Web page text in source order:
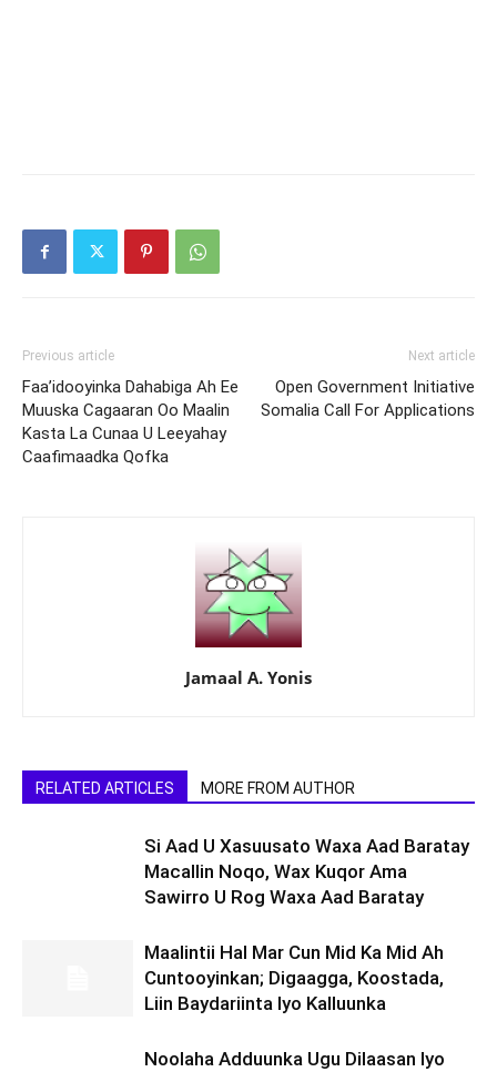
Previous article
Faa’idooyinka Dahabiga Ah Ee
Muuska Cagaaran Oo Maalin
Kasta La Cunaa U Leeyahay
Caafimaadka Qofka
Next article
Open Government Initiative
Somalia Call For Applications
Jamaal A. Yonis
RELATED ARTICLES MORE FROM AUTHOR
Si Aad U Xasuusato Waxa Aad Baratay
Macallin Noqo, Wax Kuqor Ama
Sawirro U Rog Waxa Aad Baratay
Maalintii Hal Mar Cun Mid Ka Mid Ah
Cuntooyinkan; Digaagga, Koostada,
Liin Baydariinta Iyo Kalluunka
Noolaha Adduunka Ugu Dilaasan Iyo